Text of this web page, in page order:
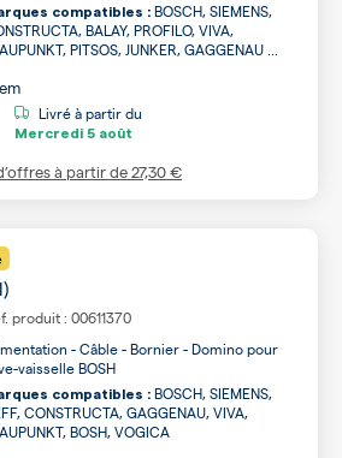
compatibles : BOSCH, SIEMENS,
BALAY, PROFILO, VIVA,
PITSOS, JUNKER, GAGGENAU ...
Livré à partir du
Mercredi 5 août
à partir de27,30 €
produit : 00611370
- Câble - Bornier - Domino pour
vaisselle BOSH
compatibles : BOSCH, SIEMENS,
CONSTRUCTA, GAGGENAU, VIVA,
BOSH, VOGICA